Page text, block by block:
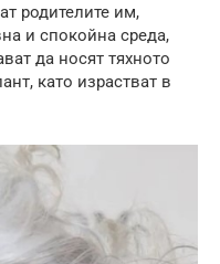
родителите им,
и спокойна среда,
да носят тяхното
като израстват в